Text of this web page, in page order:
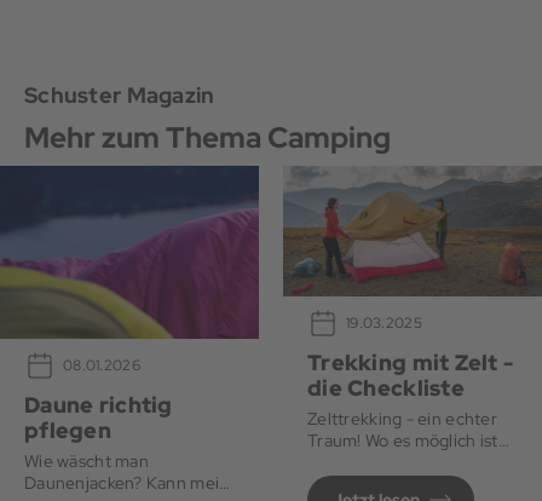
Schuster Magazin
Mehr zum Thema Camping
08.01.2026
Daune richtig
pflegen
Wie wäscht man
Daunenjacken? Kann mein
19.03.2025
Trekking mit Zelt -
die Checkliste
Zelttrekking - ein echter
Traum! Wo es möglich ist
beachten gibt, erfährst Du